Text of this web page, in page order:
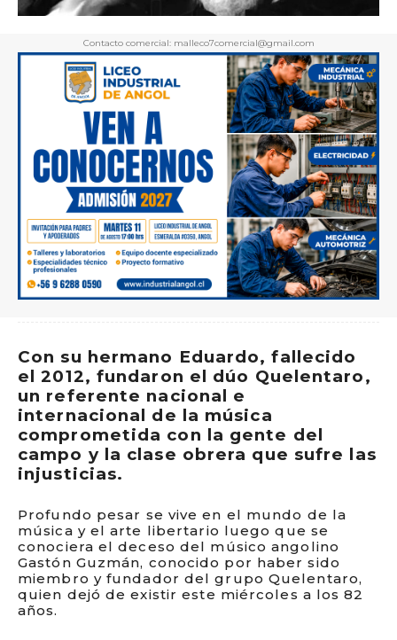
Contacto comercial: malleco7comercial@gmail.com
Con su hermano Eduardo, fallecido
el 2012, fundaron el dúo Quelentaro,
un referente nacional e
internacional de la música
comprometida con la gente del
campo y la clase obrera que sufre las
injusticias.
Profundo pesar se vive en el mundo de la
música y el arte libertario luego que se
conociera el deceso del músico angolino
Gastón Guzmán, conocido por haber sido
miembro y fundador del grupo Quelentaro,
quien dejó de existir este miércoles a los 82
años.